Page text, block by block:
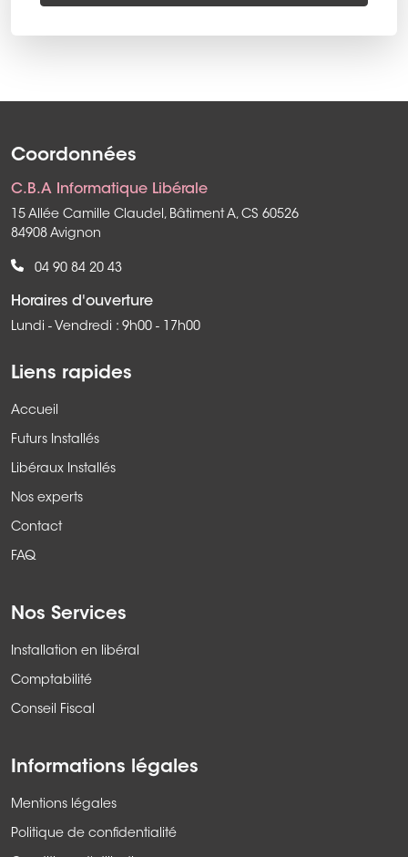
Coordonnées
C.B.A Informatique Libérale
15 Allée Camille Claudel, Bâtiment A, CS 60526
84908 Avignon
04 90 84 20 43
Horaires d'ouverture
Lundi - Vendredi : 9h00 - 17h00
Liens rapides
Accueil
Futurs Installés
Libéraux Installés
Nos experts
Contact
FAQ
Nos Services
Installation en libéral
Comptabilité
Conseil Fiscal
Informations légales
Mentions légales
Politique de confidentialité